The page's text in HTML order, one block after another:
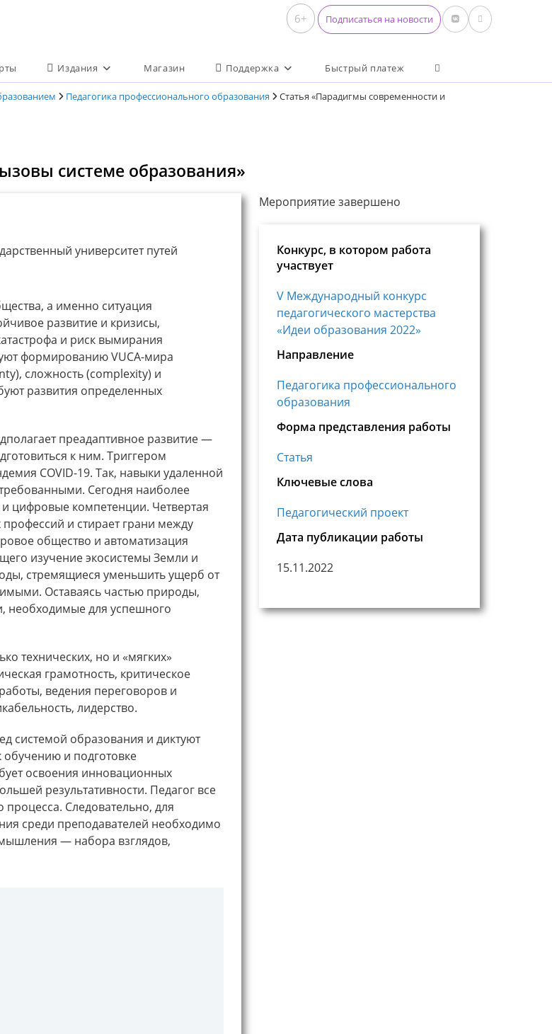
6+ Подписаться на новости
Издания Магазин Поддержка Быстрый платеж Переключить поиск по
Педагогика профессионального образования
Статья «Парадигмы современности и
системе образования»
университет путей
а именно ситуация
развитие и кризисы,
и риск вымирания
формированию VUCA-мира
сложность (complexity) и
развития определенных
преадаптивное развитие —
к ним. Триггером
COVID-19. Так, навыки удаленной
Сегодня наиболее
цифровые компетенции. Четвертая
и стирает грани между
общество и автоматизация
изучение экосистемы Земли и
стремящиеся уменьшить ущерб от
Оставаясь частью природы,
необходимые для успешного
технических, но и «мягких»
грамотность, критическое
ведения переговоров и
лидерство.
системой образования и диктуют
и подготовке
освоения инновационных
результативности. Педагог все
Следовательно, для
среди преподавателей необходимо
— набора взглядов,
Мероприятие завершено
Конкурс, в котором работа
участвует
V Международный конкурс
педагогического мастерства
«Идеи образования 2022»
Направление
Педагогика профессионального
образования
Форма представления работы
Статья
Ключевые слова
Педагогический проект
Дата публикации работы
15.11.2022